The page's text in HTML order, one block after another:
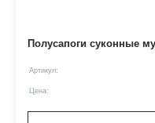
Полусапоги суконные
Артикул:
Цена: